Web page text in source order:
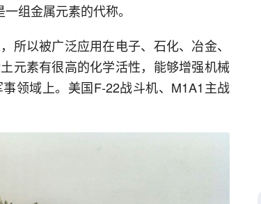
组金属元素的代称。
所以被广泛应用在电子、石化、冶金、
元素有很高的化学活性，能够增强机械
领域上。美国F-22战斗机、M1A1主战